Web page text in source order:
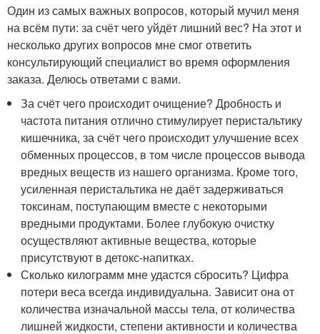
Один из самых важных вопросов, который мучил меня
на всём пути: за счёт чего уйдёт лишний вес? На этот и
несколько других вопросов мне смог ответить
консультирующий специалист во время оформления
заказа. Делюсь ответами с вами.
За счёт чего происходит очищение? Дробность и
частота питания отлично стимулирует перистальтику
кишечника, за счёт чего происходит улучшение всех
обменных процессов, в том числе процессов вывода
вредных веществ из нашего организма. Кроме того,
усиленная перистальтика не даёт задерживаться
токсинам, поступающим вместе с некоторыми
вредными продуктами. Более глубокую очистку
осуществляют активные вещества, которые
присутствуют в детокс-напитках.
Сколько килограмм мне удастся сбросить? Цифра
потери веса всегда индивидуальна. Зависит она от
количества изначальной массы тела, от количества
лишней жидкости, степени активности и количества